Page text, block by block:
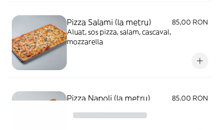
Pizza Salami (la metru)
85,00 RON
Aluat, sos pizza, salam, cascaval,
mozzarella
Pizza Napoli (la metru)
85,00 RON
mozzarella